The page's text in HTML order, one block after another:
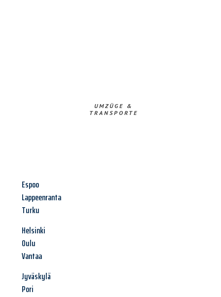
UMZÜGE &
TRANSPORTE
Espoo
Lappeenranta
Turku
Helsinki
Oulu
Vantaa
Jyväskylä
Pori